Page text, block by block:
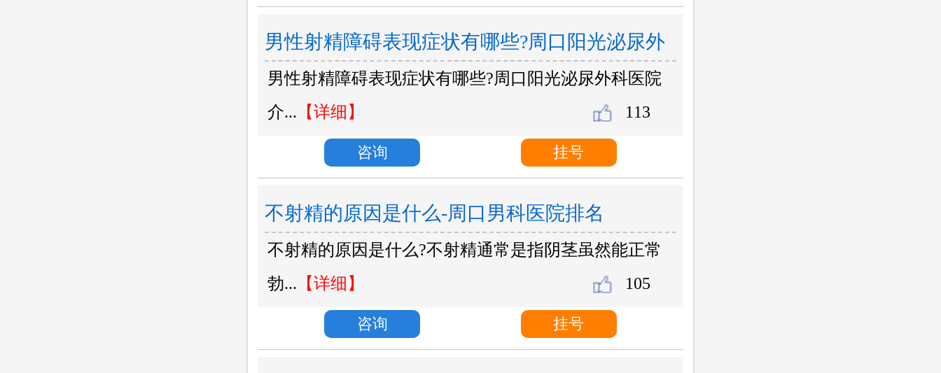
男性射精障碍表现症状有哪些?周口阳光泌尿外
科医院
113
男性射精障碍表现症状有哪些?周口阳光泌尿外科医院
介... 【详细】
咨询 挂号
不射精的原因是什么-周口男科医院排名
105
不射精的原因是什么?不射精通常是指阴茎虽然能正常
勃... 【详细】
咨询 挂号